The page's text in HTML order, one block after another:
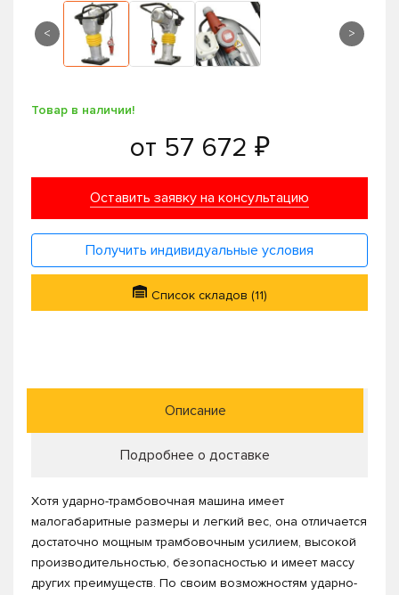
< >
Товар в наличии!
от 57 672 ₽
Оставить заявку на консультацию
Получить индивидуальные условия
Список складов (11)
Описание
Подробнее о доставке
Хотя ударно-трамбовочная машина имеет
малогабаритные размеры и легкий вес, она отличается
достаточно мощным трамбовочным усилием, высокой
производительностью, безопасностью и имеет массу
других преимуществ. По своим возможностям ударно-